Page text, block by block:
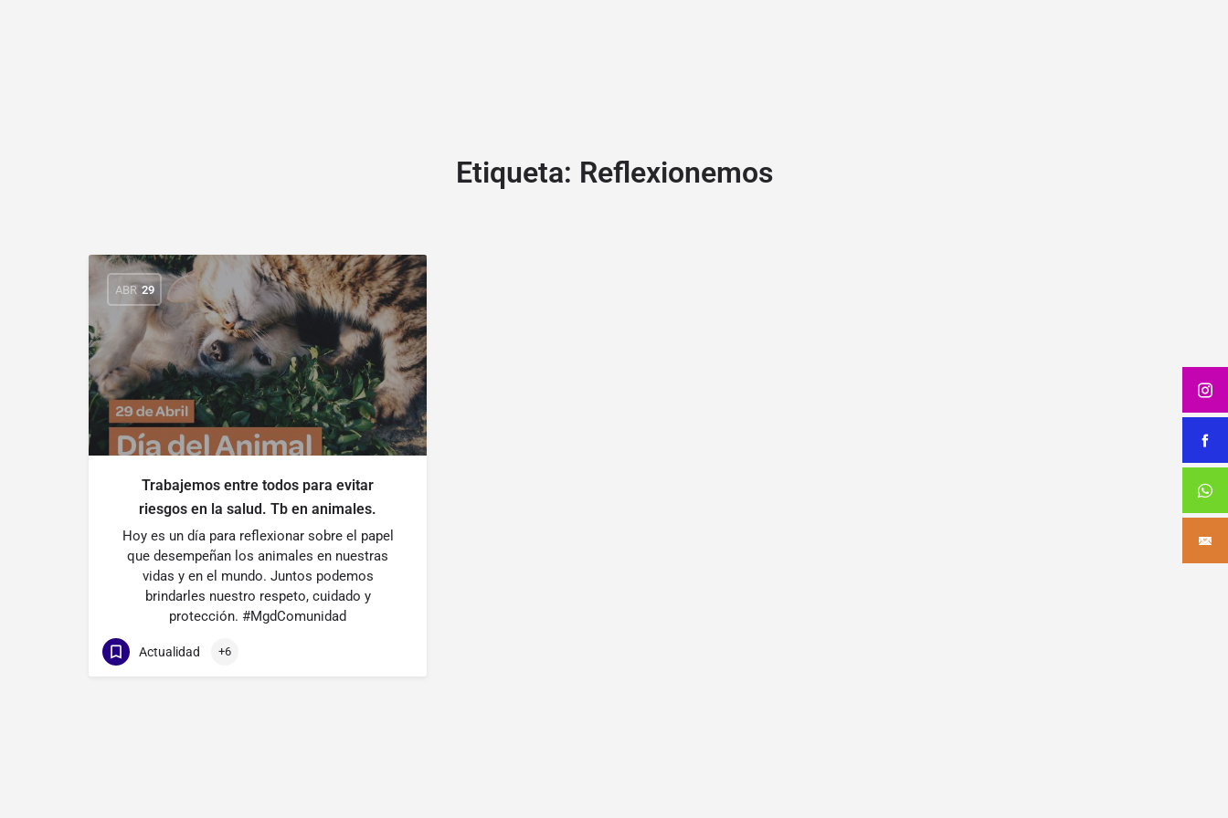
Etiqueta: Reflexionemos
ABR 29
Trabajemos entre todos para evitar
riesgos en la salud. Tb en animales.
Hoy es un día para reflexionar sobre el papel
que desempeñan los animales en nuestras
vidas y en el mundo. Juntos podemos
brindarles nuestro respeto, cuidado y
protección. #MgdComunidad
Actualidad +6